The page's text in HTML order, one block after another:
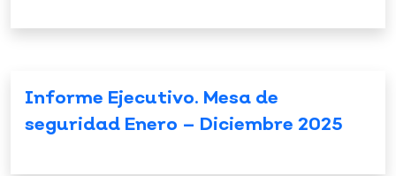
Informe Ejecutivo. Mesa de
seguridad Enero – Diciembre 2025